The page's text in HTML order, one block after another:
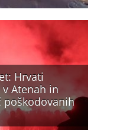
Hrvati
Atenah in
poškodovanih